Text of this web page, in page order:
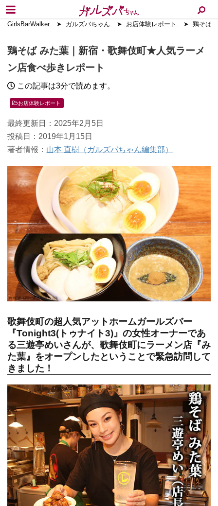
GirlsBarWalker ガルズバちゃん お店体験レポート 鶏そば
鶏そば みた葉｜新宿・歌舞伎町★人気ラーメ
ン店食べ歩きレポート
この記事は3分で読めます。
お店体験レポート
最終更新日：2025年2月5日
投稿日：2019年1月15日
著者情報： 山本 直樹（ガルズバちゃん編集部）
歌舞伎町の超人気アットホームガールズバー
『Tonight3(トゥナイト3)』の女性オーナーであ
る三遊亭めいさんが、歌舞伎町にラーメン店『み
た葉』をオープンしたということで緊急訪問して
きました！